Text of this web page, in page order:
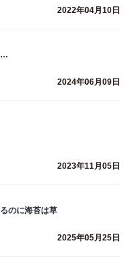
2022年04月10日
…
2024年06月09日
2023年11月05日
のに海苔は草
2025年05月25日